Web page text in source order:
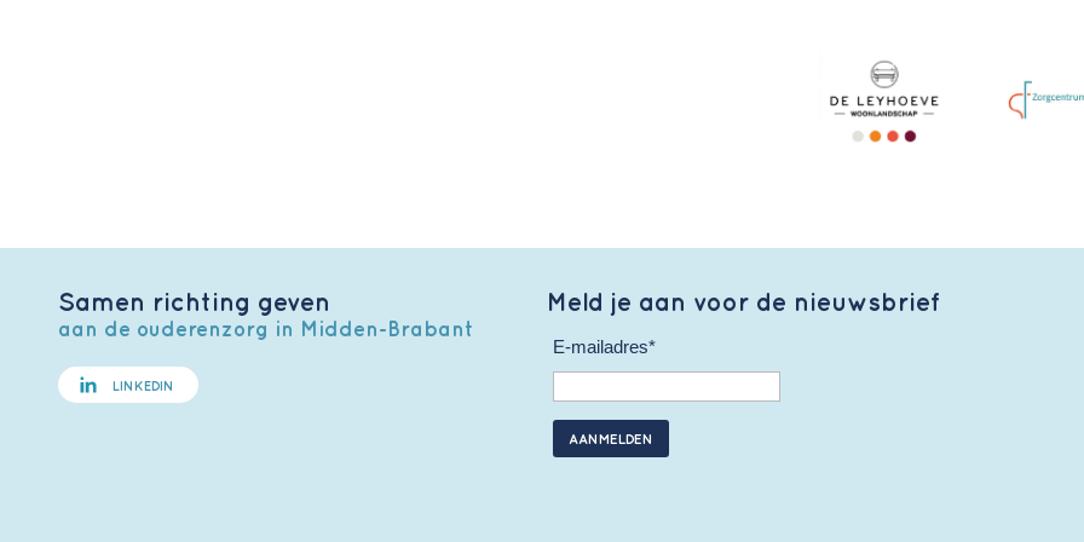
Samen richting geven
aan de ouderenzorg in Midden-Brabant
LINKEDIN
Meld je aan voor de nieuwsbrief
E-mailadres*